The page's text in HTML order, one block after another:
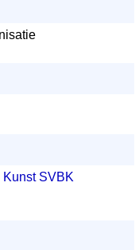
SVBK